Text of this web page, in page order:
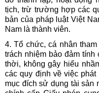
tịch, trừ trường hợp các
bản của pháp luật Việt
Nam là thành viên.
4. Tổ chức, cá nhân
trách nhiệm bảo đảm
thời, không gây hiểu
các quy định về việc
mục đích sử dụng tài sản